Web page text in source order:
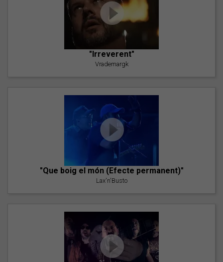
"Irreverent"
Vrademargk
"Que boig el món (Efecte permanent)"
Lax'n'Busto